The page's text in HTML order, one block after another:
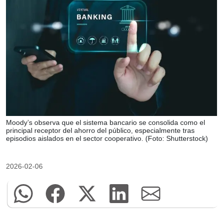
Moody’s observa que el sistema bancario se consolida como el
principal receptor del ahorro del público, especialmente tras
episodios aislados en el sector cooperativo. (Foto: Shutterstock)
2026-02-06